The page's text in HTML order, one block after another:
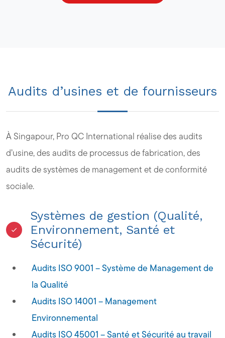
Audits d’usines et de fournisseurs
À Singapour, Pro QC International réalise des audits
d’usine, des audits de processus de fabrication, des
audits de systèmes de management et de conformité
sociale.
Systèmes de gestion (Qualité,
Environnement, Santé et
Sécurité)
Audits ISO 9001 – Système de Management de
la Qualité
Audits ISO 14001 – Management
Environnemental
Audits ISO 45001 – Santé et Sécurité au travail